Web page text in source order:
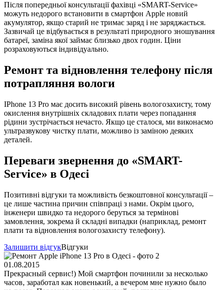
Після попередньої консультації фахівці «SMART-Service»
можуть недорого встановити в смартфон Apple новий
акумулятор, якщо старий не тримає заряд і не заряджається.
Зазвичай це відбувається в результаті природного зношування
батареї, заміна якої займає близько двох годин. Ціни
розраховуються індивідуально.
Ремонт та відновлення телефону після
потрапляння вологи
IPhone 13 Pro має досить високий рівень вологозахисту, тому
окислення внутрішніх складових плати через попадання
рідини зустрічається нечасто. Якщо це сталося, ми виконаємо
ультразвукову чистку плати, можливо із заміною деяких
деталей.
Переваги звернення до «SMART-
Service» в Одесі
Позитивні відгуки та можливість безкоштовної консультації –
це лише частина причин співпраці з нами. Окрім цього,
інженери швидко та недорого беруться за термінові
замовлення, зокрема й складні випадки (наприклад, ремонт
плати та відновлення вологозахисту телефону).
Залишити відгукВідгуки
01.08.2015
Прекрасный сервис!) Мой смартфон починили за несколько
часов, заработал как новенький, а вечером мне нужно было